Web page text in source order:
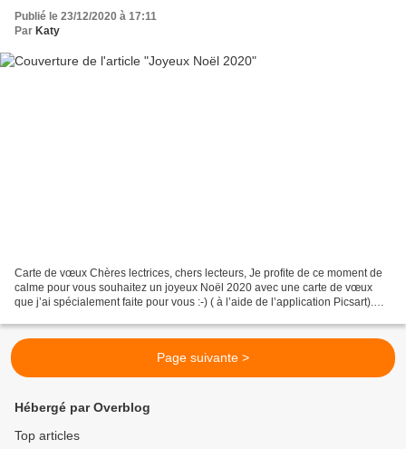
Publié le 23/12/2020 à 17:11
Par Katy
Carte de vœux Chères lectrices, chers lecteurs, Je profite de ce moment de
calme pour vous souhaitez un joyeux Noël 2020 avec une carte de vœux
que j’ai spécialement faite pour vous :-) ( à l’aide de l’application Picsart).
Page suivante >
Hébergé par Overblog
Top articles